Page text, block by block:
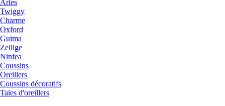
Arles
Twiggy
Charme
Oxford
Guima
Zellige
Ninfea
Coussins
Oreillers
Coussins décoratifs
Taies d'oreillers